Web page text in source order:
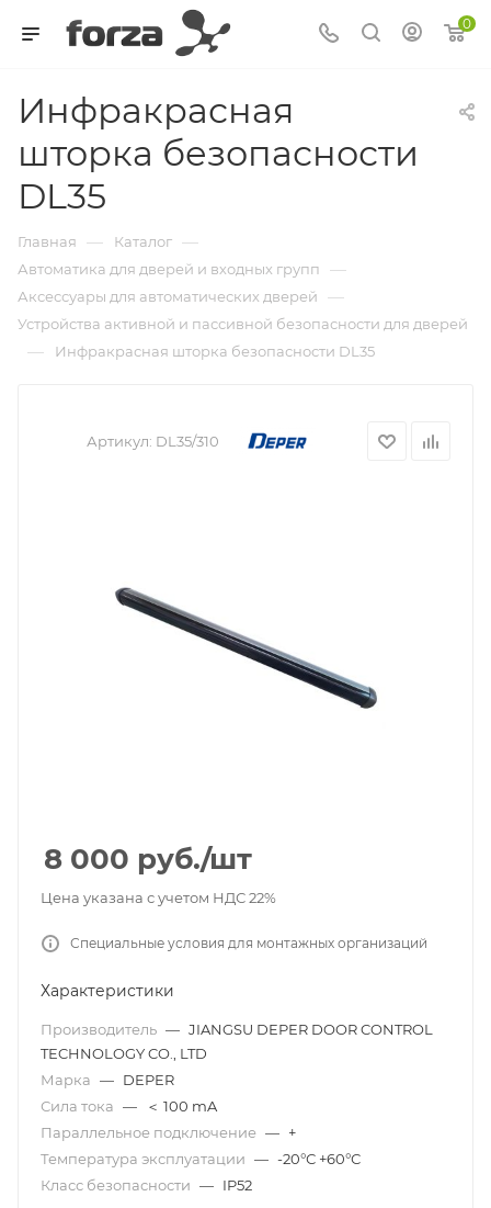
0
Инфракрасная
шторка безопасности
DL35
Главная — Каталог —
Автоматика для дверей и входных групп —
Аксессуары для автоматических дверей —
Устройства активной и пассивной безопасности для дверей
— Инфракрасная шторка безопасности DL35
Артикул: DL35/310
8 000 руб./шт
Цена указана с учетом НДС 22%
Специальные условия для монтажных организаций
Характеристики
Производитель — JIANGSU DEPER DOOR CONTROL
TECHNOLOGY CO., LTD
Марка — DEPER
Сила тока —
＜ 100 mA
Параллельное подключение — +
Температура эксплуатации — -20°С +60°С
Класс безопасности — IP52